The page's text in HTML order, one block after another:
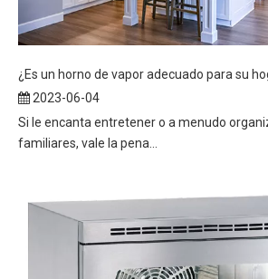
¿Es un horno de vapor adecuado para su
2023-06-04
Si le encanta entretener o a menudo
familiares, vale la pena...